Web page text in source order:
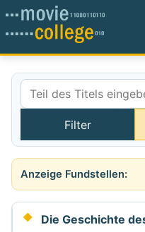
Teil des Titels eingeben
Filter
Anzeige #
Die Geschichte